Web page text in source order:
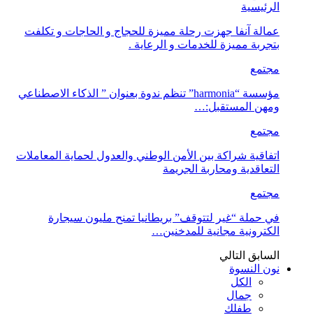
الرئيسية
عمالة آنفا جهزت رحلة مميزة للحجاج و الحاجات و تكلفت
بتجربة مميزة للخدمات و الرعاية .
مجتمع
مؤسسة “harmonia” تنظم ندوة بعنوان ” الذكاء الاصطناعي
ومهن المستقبل:…
مجتمع
اتفاقية شراكة بين الأمن الوطني والعدول لحماية المعاملات
التعاقدية ومحاربة الجريمة
مجتمع
في حملة “غير لتتوقف” بريطانيا تمنح مليون سيجارة
الكترونية مجانية للمدخنين…
السابق التالي
نون النسوة
الكل
جمال
طفلك